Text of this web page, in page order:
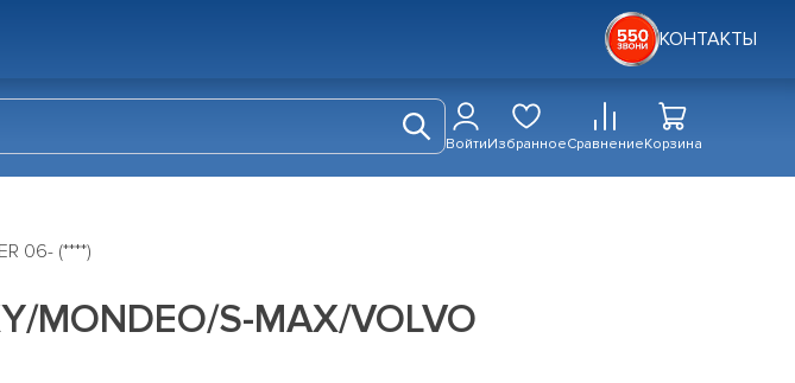
КОНТАКТЫ
ВойтиИзбранноеСравнениеКорзина
06- (****)
MONDEO/S-MAX/VOLVO